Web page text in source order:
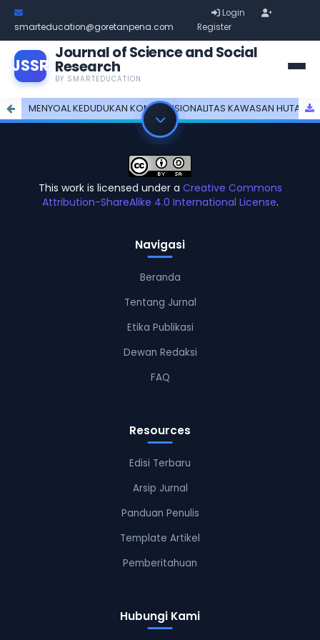
smarteducation@goretanpena.com
Login
Register
JSSR
Journal of Science and Social
Research
BY SMARTEDUCATION
MENYOAL KEDUDUKAN KONSTITUSIONALITAS KAWASAN HUTAN DALAM HUKUM AGRARIA NASIONAL
This work is licensed under a Creative Commons
Attribution-ShareAlike 4.0 International License.
Navigasi
Beranda
Tentang Jurnal
Etika Publikasi
Dewan Redaksi
FAQ
Resources
Edisi Terbaru
Arsip Jurnal
Panduan Penulis
Template Artikel
Pemberitahuan
Hubungi Kami